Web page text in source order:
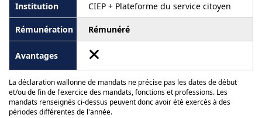
CIEP + Plateforme du service citoyen
Rémunéré
La déclaration wallonne de mandats ne précise pas les dates de début
et/ou de fin de l'exercice des mandats, fonctions et professions. Les
mandats renseignés ci-dessus peuvent donc avoir été exercés à des
périodes différentes de l'année.